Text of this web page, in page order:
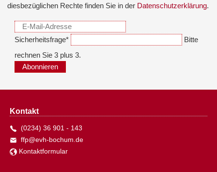
diesbezüglichen Rechte finden Sie in der Datenschutzerklärung.
Sicherheitsfrage*
Bitte
rechnen Sie 3 plus 3.
Abonnieren
Kontakt
(0234) 36 901 - 143
ffp@evh-bochum.de
Kontaktformular